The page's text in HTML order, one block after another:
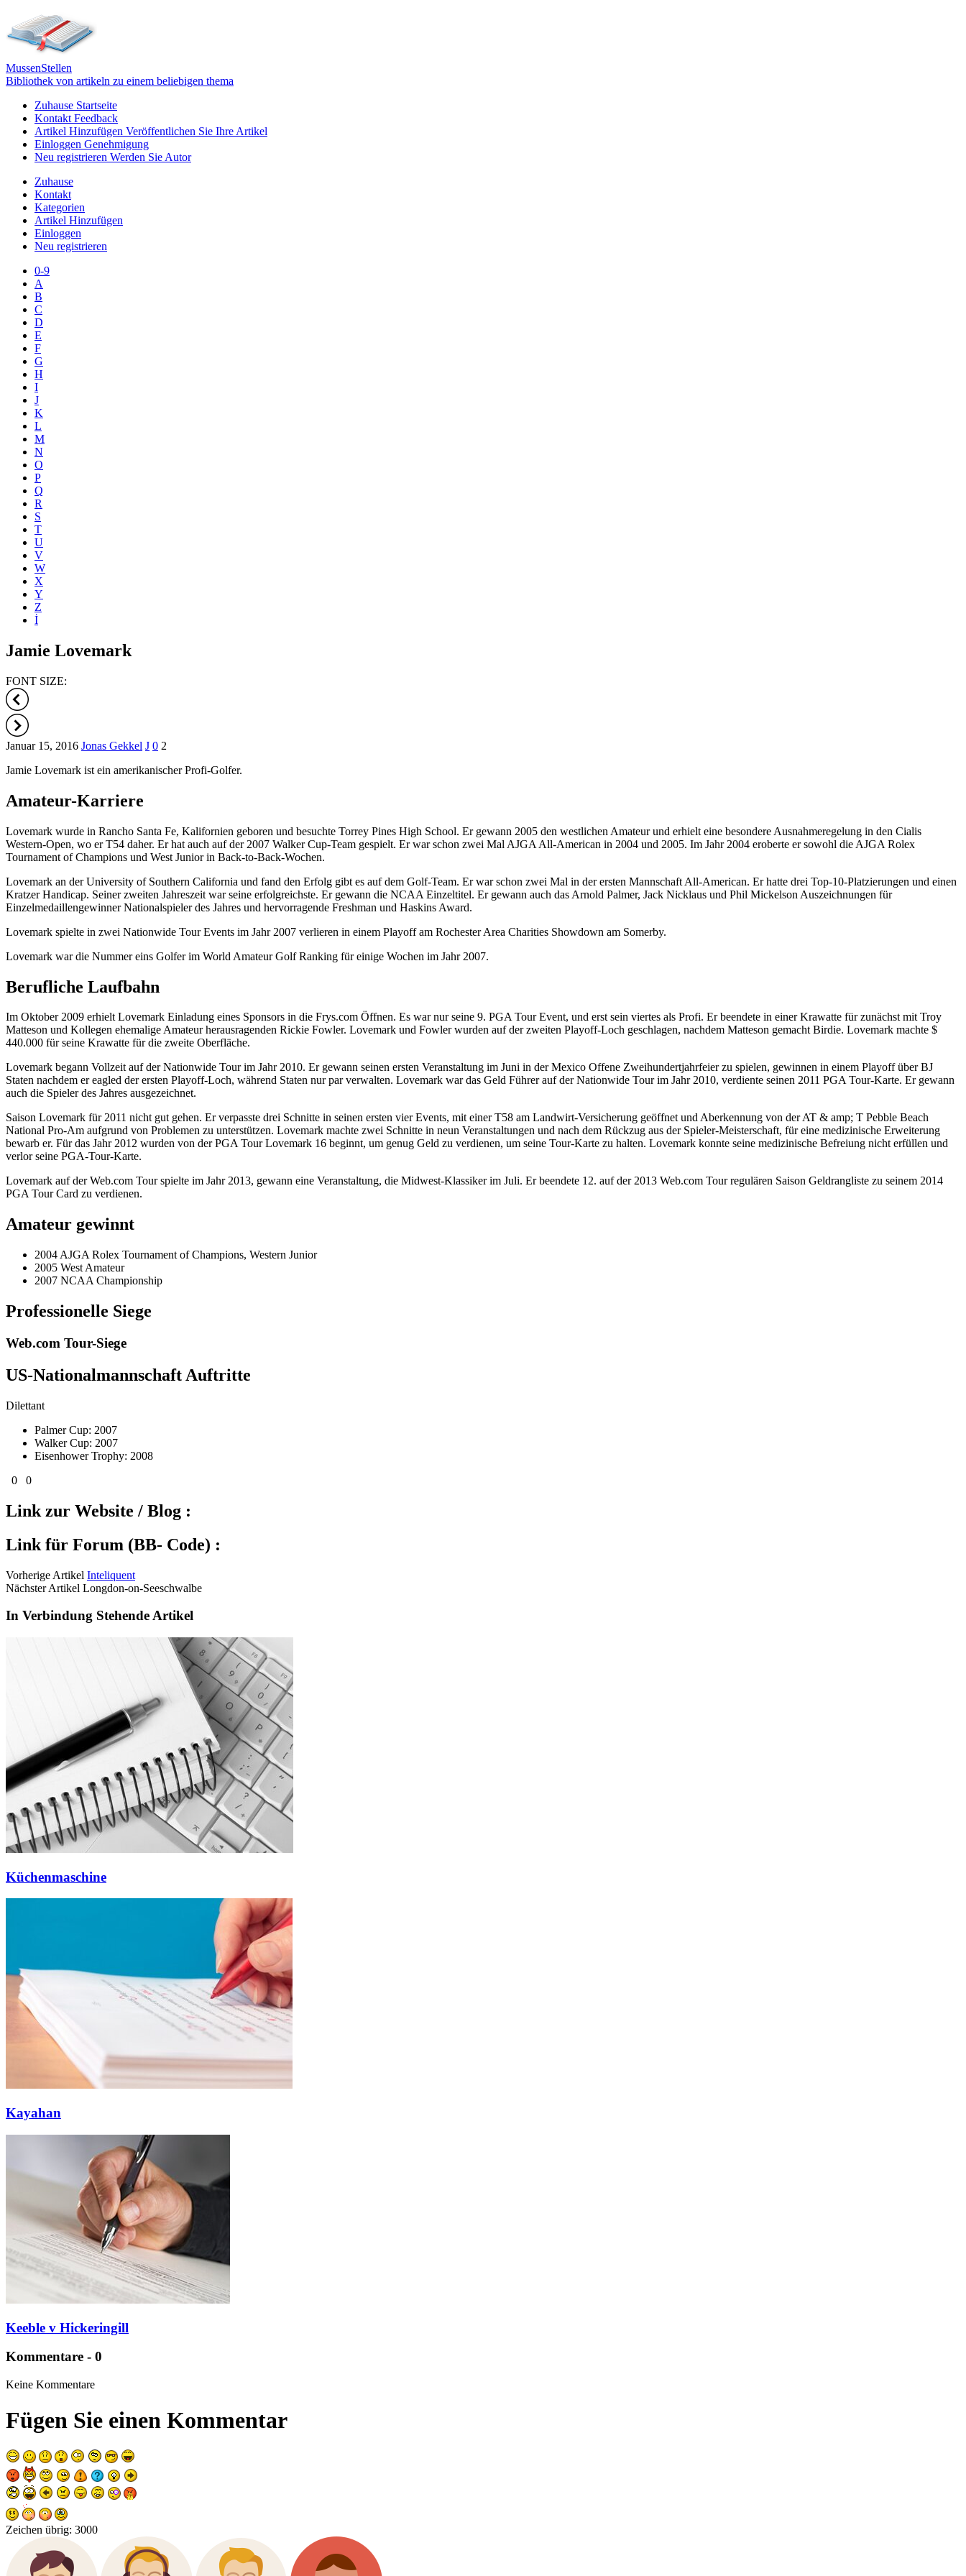
MussenStellen
Bibliothek von artikeln zu einem beliebigen thema
Zuhause Startseite
Kontakt Feedback
Artikel Hinzufügen Veröffentlichen Sie Ihre Artikel
Einloggen Genehmigung
Neu registrieren Werden Sie Autor
Zuhause
Kontakt
Kategorien
Artikel Hinzufügen
Einloggen
Neu registrieren
0-9
A
B
C
D
E
F
G
H
I
J
K
L
M
N
O
P
Q
R
S
T
U
V
W
X
Y
Z
İ
Jamie Lovemark
FONT SIZE:
Januar 15, 2016 Jonas Gekkel J 0 2
Jamie Lovemark ist ein amerikanischer Profi-Golfer.
Amateur-Karriere
Lovemark wurde in Rancho Santa Fe, Kalifornien geboren und besuchte Torrey Pines High School. Er gewann 2005 den westlichen Amateur und erhielt eine besondere Ausnahmeregelung in den Cialis
Western-Open, wo er T54 daher. Er hat auch auf der 2007 Walker Cup-Team gespielt. Er war schon zwei Mal AJGA All-American in 2004 und 2005. Im Jahr 2004 eroberte er sowohl die AJGA Rolex
Tournament of Champions und West Junior in Back-to-Back-Wochen.
Lovemark an der University of Southern California und fand den Erfolg gibt es auf dem Golf-Team. Er war schon zwei Mal in der ersten Mannschaft All-American. Er hatte drei Top-10-Platzierungen und einen
Kratzer Handicap. Seiner zweiten Jahreszeit war seine erfolgreichste. Er gewann die NCAA Einzeltitel. Er gewann auch das Arnold Palmer, Jack Nicklaus und Phil Mickelson Auszeichnungen für
Einzelmedaillengewinner Nationalspieler des Jahres und hervorragende Freshman und Haskins Award.
Lovemark spielte in zwei Nationwide Tour Events im Jahr 2007 verlieren in einem Playoff am Rochester Area Charities Showdown am Somerby.
Lovemark war die Nummer eins Golfer im World Amateur Golf Ranking für einige Wochen im Jahr 2007.
Berufliche Laufbahn
Im Oktober 2009 erhielt Lovemark Einladung eines Sponsors in die Frys.com Öffnen. Es war nur seine 9. PGA Tour Event, und erst sein viertes als Profi. Er beendete in einer Krawatte für zunächst mit Troy
Matteson und Kollegen ehemalige Amateur herausragenden Rickie Fowler. Lovemark und Fowler wurden auf der zweiten Playoff-Loch geschlagen, nachdem Matteson gemacht Birdie. Lovemark machte $
440.000 für seine Krawatte für die zweite Oberfläche.
Lovemark begann Vollzeit auf der Nationwide Tour im Jahr 2010. Er gewann seinen ersten Veranstaltung im Juni in der Mexico Offene Zweihundertjahrfeier zu spielen, gewinnen in einem Playoff über BJ
Staten nachdem er eagled der ersten Playoff-Loch, während Staten nur par verwalten. Lovemark war das Geld Führer auf der Nationwide Tour im Jahr 2010, verdiente seinen 2011 PGA Tour-Karte. Er gewann
auch die Spieler des Jahres ausgezeichnet.
Saison Lovemark für 2011 nicht gut gehen. Er verpasste drei Schnitte in seinen ersten vier Events, mit einer T58 am Landwirt-Versicherung geöffnet und Aberkennung von der AT & amp; T Pebble Beach
National Pro-Am aufgrund von Problemen zu unterstützen. Lovemark machte zwei Schnitte in neun Veranstaltungen und nach dem Rückzug aus der Spieler-Meisterschaft, für eine medizinische Erweiterung
bewarb er. Für das Jahr 2012 wurden von der PGA Tour Lovemark 16 beginnt, um genug Geld zu verdienen, um seine Tour-Karte zu halten. Lovemark konnte seine medizinische Befreiung nicht erfüllen und
verlor seine PGA-Tour-Karte.
Lovemark auf der Web.com Tour spielte im Jahr 2013, gewann eine Veranstaltung, die Midwest-Klassiker im Juli. Er beendete 12. auf der 2013 Web.com Tour regulären Saison Geldrangliste zu seinem 2014
PGA Tour Card zu verdienen.
Amateur gewinnt
2004 AJGA Rolex Tournament of Champions, Western Junior
2005 West Amateur
2007 NCAA Championship
Professionelle Siege
Web.com Tour-Siege
US-Nationalmannschaft Auftritte
Dilettant
Palmer Cup: 2007
Walker Cup: 2007
Eisenhower Trophy: 2008
0
0
Link zur Website / Blog :
Link für Forum (BB- Code) :
Vorherige Artikel Inteliquent
Nächster Artikel Longdon-on-Seeschwalbe
In Verbindung Stehende Artikel
Küchenmaschine
Kayahan
Keeble v Hickeringill
Kommentare - 0
Keine Kommentare
Fügen Sie einen Kommentar
Zeichen übrig: 3000